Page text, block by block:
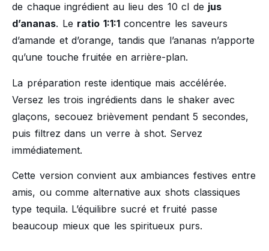
de chaque ingrédient au lieu des 10 cl de jus
d’ananas. Le ratio 1:1:1concentre les saveurs
d’amande et d’orange, tandis que l’ananas n’apporte
qu’une touche fruitée en arrière-plan.
La préparation reste identique mais accélérée.
Versez les trois ingrédients dans le shaker avec
glaçons, secouez brièvement pendant 5 secondes,
puis filtrez dans un verre à shot. Servez
immédiatement.
Cette version convient aux ambiances festives entre
amis, ou comme alternative aux shots classiques
type tequila. L’équilibre sucré et fruité passe
beaucoup mieux que les spiritueux purs.